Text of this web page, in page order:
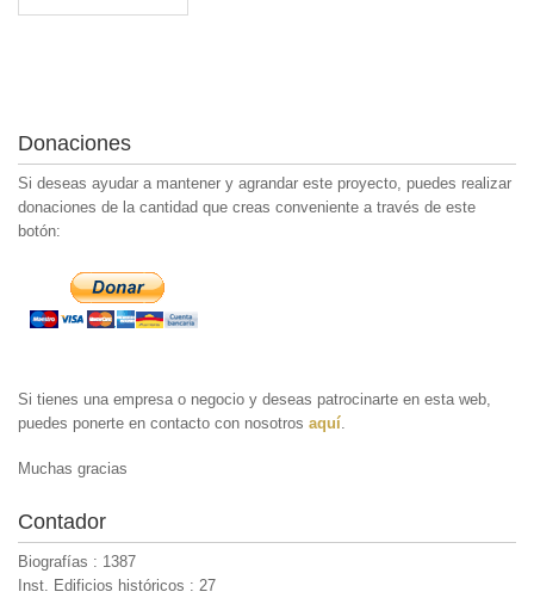
Donaciones
Si deseas ayudar a mantener y agrandar este proyecto, puedes realizar
donaciones de la cantidad que creas conveniente a través de este
botón:
Si tienes una empresa o negocio y deseas patrocinarte en esta web,
puedes ponerte en contacto con nosotros aquí
Muchas gracias
Contador
Biografías : 1387
Inst. Edificios históricos : 27